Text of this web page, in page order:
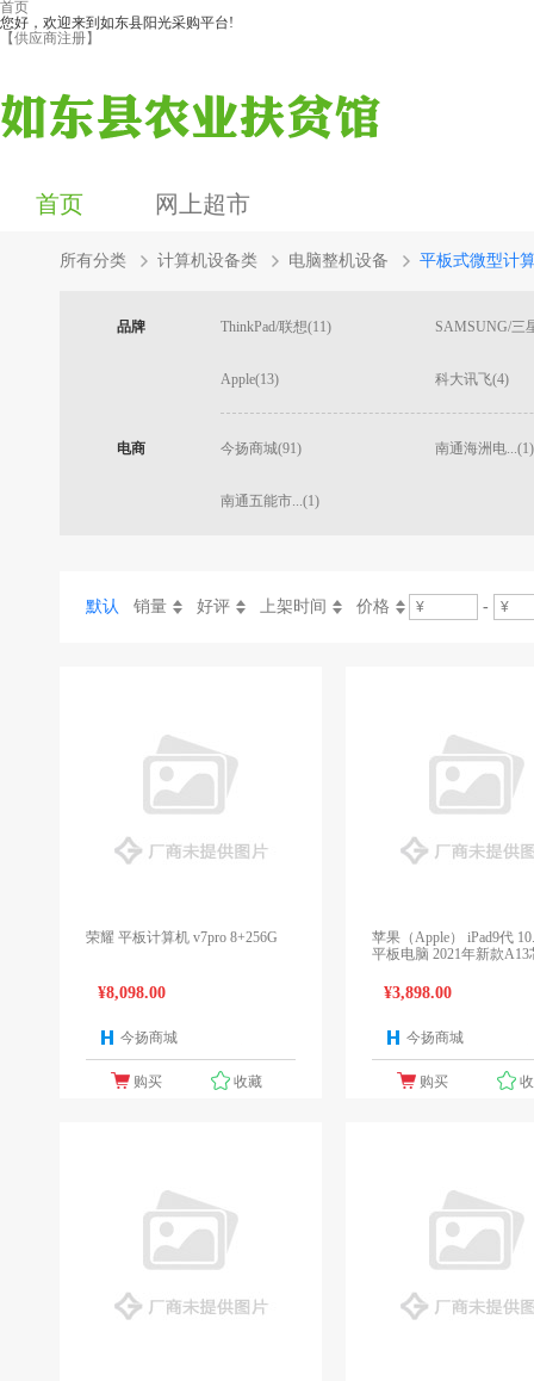
首页
您好，欢迎来到如东县阳光采购平台!
【供应商注册】
首页 网上超市
所有分类 计算机设备类 电脑整机设备 平板式微型计
品牌 ThinkPad/联想(11) SAMSUNG/三
Apple(13) 科大讯飞(4)
电商 今扬商城(91) 南通海洲电...(1)
南通五能市...(1)
默认 销量 好评 上架时间 价格 -
荣耀 平板计算机 v7pro 8+256G
¥8,098.00
今扬商城
购买 收藏
苹果（Apple） iPad9代
平板电脑 2021年新款A13
¥3,898.00
今扬商城
购买